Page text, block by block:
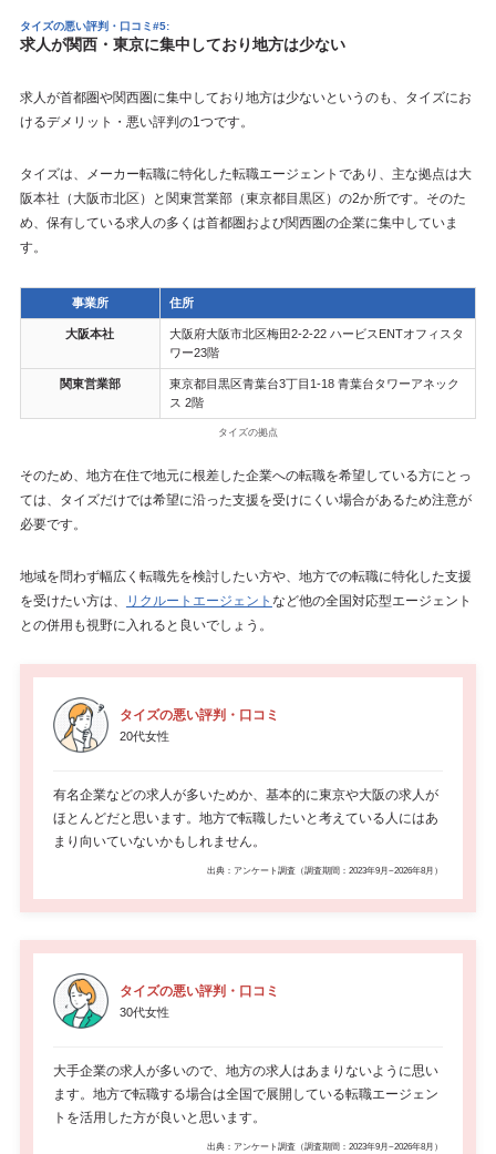
タイズの悪い評判・口コミ#5:
求人が関西・東京に集中しており地方は少ない
求人が首都圏や関西圏に集中しており地方は少ないというのも、タイズにお
けるデメリット・悪い評判の1つです。
タイズは、メーカー転職に特化した転職エージェントであり、主な拠点は大
阪本社（大阪市北区）と関東営業部（東京都目黒区）の2か所です。そのた
め、保有している求人の多くは首都圏および関西圏の企業に集中していま
す。
事業所 住所
大阪本社
大阪府大阪市北区梅田2-2-22 ハービスENTオフィスタ
ワー23階
関東営業部
東京都目黒区青葉台3丁目1-18 青葉台タワーアネック
ス 2階
タイズの拠点
そのため、地方在住で地元に根差した企業への転職を希望している方にとっ
ては、タイズだけでは希望に沿った支援を受けにくい場合があるため注意が
必要です。
地域を問わず幅広く転職先を検討したい方や、地方での転職に特化した支援
を受けたい方は、
リクルートエージェント など他の全国対応型エージェント
との併用も視野に入れると良いでしょう。
タイズの悪い評判・口コミ
20代女性
有名企業などの求人が多いためか、基本的に東京や大阪の求人が
ほとんどだと思います。地方で転職したいと考えている人にはあ
まり向いていないかもしれません。
出典：アンケート調査（調査期間：2023年9月~2026年8月）
タイズの悪い評判・口コミ
30代女性
大手企業の求人が多いので、地方の求人はあまりないように思い
ます。地方で転職する場合は全国で展開している転職エージェン
トを活用した方が良いと思います。
出典：アンケート調査（調査期間：2023年9月~2026年8月）